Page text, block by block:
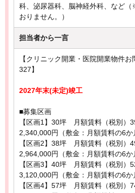
科、泌尿器科、脳神経外科、など
おりません。）
担当者から一言
【クリニック開業・医院開業物件
327】
2027年末(未定)竣工
■募集区画
【区画1】30坪 月額賃料（税別
2,340,000円（敷金：月額賃料の6か
【区画2】38坪 月額賃料（税別
2,964,000円（敷金：月額賃料の6か
【区画3】40坪 月額賃料（税別
3,120,000円（敷金：月額賃料の6か
【区画4】57坪 月額賃料（税別